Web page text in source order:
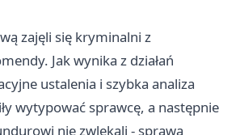
zajęli się kryminalni z
Jak wynika z działań
ustalenia i szybka analiza
wytypować sprawcę, a następnie
nie zwlekali - sprawa